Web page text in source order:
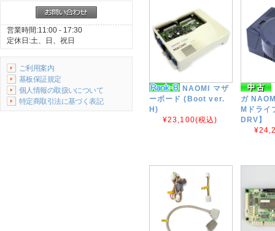
営業時間:11:00 - 17:30
定休日:土、日、祝日
ご利用案内
基板保証規定
個人情報の取扱いについて
特定商取引法に基づく表記
NAOMI マザ
ーボード (Boot ver.
H)
¥23,100(税込)
ガ
Mドラ
DRV】